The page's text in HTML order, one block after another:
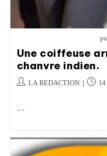
Une coiffeuse
chanvre indien.
LA REDACTION
…